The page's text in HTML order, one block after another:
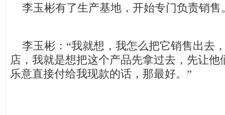
李玉彬有了生产基地，开始专门负责销售
李玉彬：“我就想，我怎么把它销售出去
店，我就是想把这个产品先拿过去，先让他
乐意直接付给我现款的话，那最好。”